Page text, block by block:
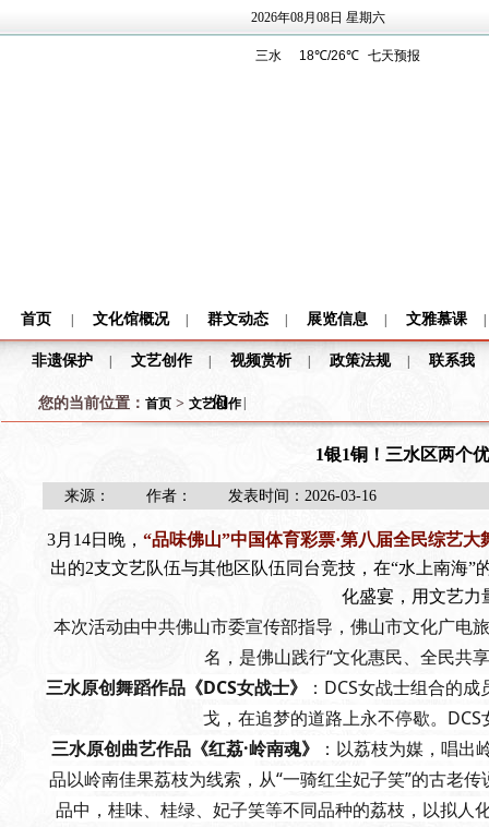
2026年08月08日 星期六
首页 文化馆概况 群文动态 展览信息 文雅慕课
非遗保护 文艺创作 视频赏析 政策法规 联系我
们
您的当前位置： 首页 > 文艺创作
1银1铜！三水区两个
来源： 作者： 发表时间： 2026-03-16
3月14日晚， “品味佛山”中国体育彩票·第八届全民综艺大
出的2支文艺队伍与其他区队伍同台竞技，在“水上南海
化盛宴，用文艺力
本次活动由中共佛山市委宣传部指导，佛山市文化广电
名，是佛山践行“文化惠民、全民共
三水原创舞蹈作品《DCS女战士》
： DCS女战士组合的成
戈，在追梦的道路上永不停歇。
三水原创曲艺作品《红荔·岭南魂》
：以荔枝为媒，唱
品以岭南佳果荔枝为线索，从“一骑红尘妃子笑”的古老
品中，桂味、 桂绿、妃子笑等不同品种的荔枝，以拟人